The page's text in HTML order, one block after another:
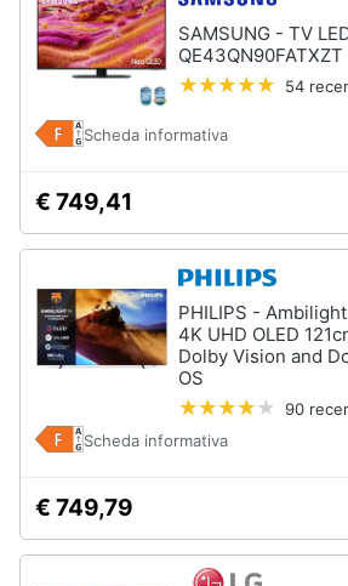
SAMSUNG - TV
54
Scheda informativa
€ 749,41
PHILIPS -
4K UHD OLED
Dolby Vision and
OS
90
Scheda informativa
€ 749,79